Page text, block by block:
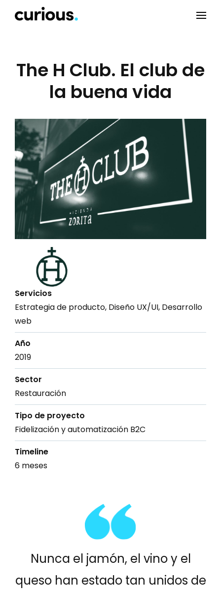
The H Club. El club de
la buena vida
Servicios
Estrategia de producto, Diseño UX/UI, Desarrollo
web
Año
2019
Sector
Restauración
Tipo de proyecto
Fidelización y automatización B2C
Timeline
6 meses
Nunca el jamón, el vino y el
queso han estado tan unidos de